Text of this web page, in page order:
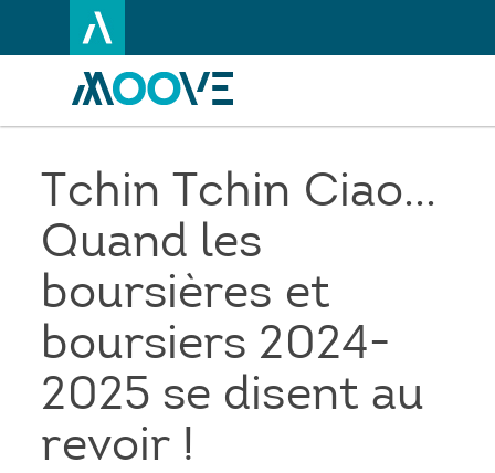
au
principalTchin Tchin Ciao...
Quand les
boursières et
boursiers 2024-
2025 se disent au
revoir !